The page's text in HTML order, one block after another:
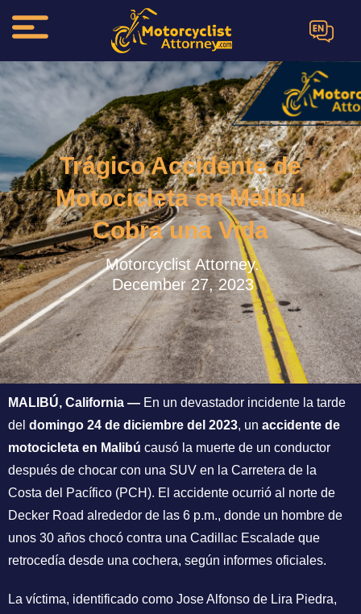
EN
Trágico Accidente de
Motocicleta en Malibú
Cobra una Vida
Motorcyclist Attorney.
December 27, 2023
MALIBÚ, California — En un devastador incidente la tarde
del domingo 24 de diciembre del 2023, un accidente de
motocicleta en Malibú causó la muerte de un conductor
después de chocar con una SUV en la Carretera de la
Costa del Pacífico (PCH). El accidente ocurrió al norte de
Decker Road alrededor de las 6 p.m., donde un hombre de
unos 30 años chocó contra una Cadillac Escalade que
retrocedía desde una cochera, según informes oficiales.
La víctima, identificado como Jose Alfonso de Lira Piedra,